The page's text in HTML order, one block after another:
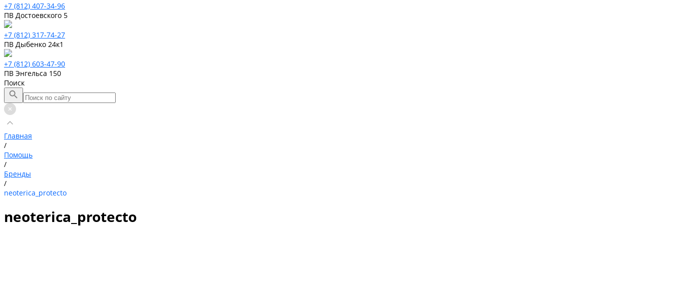
+7 (812) 407-34-96
ПВ Достоевского 5
+7 (812) 317-74-27
ПВ Дыбенко 24к1
+7 (812) 603-47-90
ПВ Энгельса 150
Поиск
Главная
/
Помощь
/
Бренды
/
neoterica_protecto
neoterica_protecto